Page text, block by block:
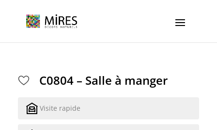
C0804 – Salle à manger
Visite rapide